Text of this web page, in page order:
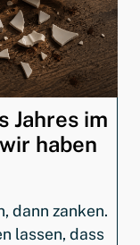
Jahres im
haben
dann zanken.
lassen, dass